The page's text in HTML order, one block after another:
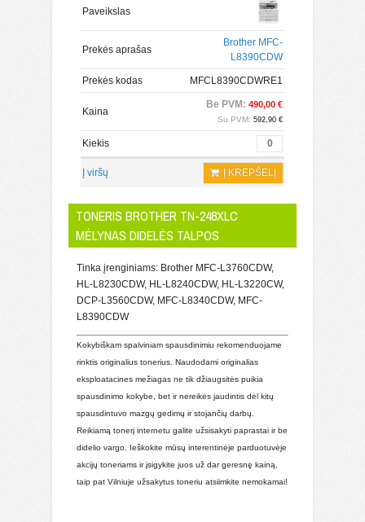
Paveikslas
Prekės aprašas
Brother MFC-
L8390CDW
Prekės kodas MFCL8390CDWRE1
Kaina
Be PVM: 490,00 €
Su PVM: 592,90 €
Kiekis
Į viršų Į KREPŠELĮ
TONERIS BROTHER TN-248XLC
MĖLYNAS DIDELĖS TALPOS
Tinka įrenginiams: Brother MFC-L3760CDW,
HL-L8230CDW, HL-L8240CDW, HL-L3220CW,
DCP-L3560CDW, MFC-L8340CDW, MFC-
L8390CDW
Kokybiškam spalviniam spausdinimiu rekomenduojame
rinktis originalius tonerius. Naudodami originalias
eksploatacines mežiagas ne tik džiaugsitės puikia
spausdinimo kokybe, bet ir nereikės jaudintis dėl kitų
spausdintuvo mazgų gedimų ir stojančių darbų.
Reikiamą tonerį internetu galite užsisakyti paprastai ir be
didelio vargo. Ieškokite mūsų interentinėje parduotuvėje
akcijų toneriams ir įsigykite juos už dar geresnę kainą,
taip pat Vilniuje užsakytus toneriu atsiimkite nemokamai!